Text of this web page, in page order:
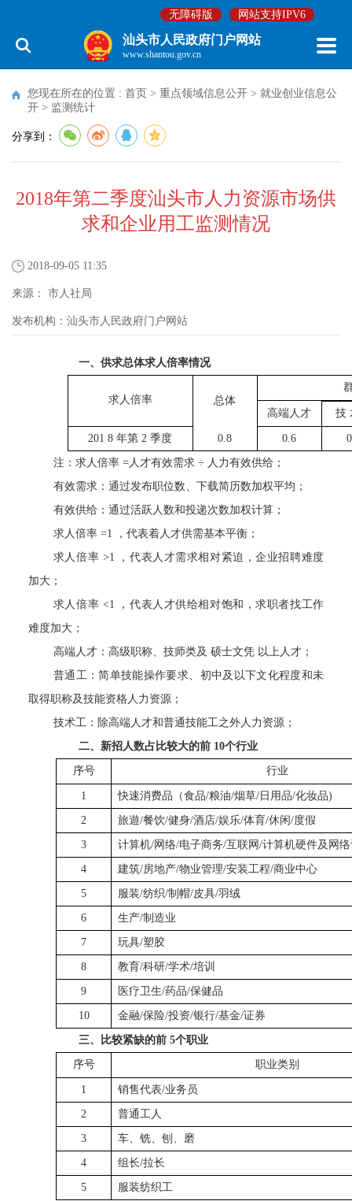
无障碍版 网站支持IPV6
汕头市人民政府门户网站
www.shantou.gov.cn
您现在所在的位置 : 首页 > 重点领域信息公开 > 就业创业信息公
开 > 监测统计
分享到：
2018年第二季度汕头市人力资源市场供
求和企业用工监测情况
2018-09-05 11:35
来源： 市人社局
发布机构： 汕头市人民政府门户网站
一、供求总体求人倍率情况
求人倍率 总体
高端人才 技
2018年第2季度 0.8 0.6
注：求人倍率 =人才有效需求 ÷ 人力有效供给；
有效需求：通过发布职位数、下载简历数加权平均；
有效供给：通过活跃人数和投递次数加权计算；
求人倍率 =1
，代表着人才供需基本平衡；
求人倍率 >1
，代表人才需求相对紧迫，企业招聘难度
加大；
求人倍率 <1
，代表人才供给相对饱和，求职者找工作
难度加大；
高端人才：高级职称、技师类及 硕士文凭 以上人才；
普通工：简单技能操作要求、初中及以下文化程度和未
取得职称及技能资格人力资源；
技术工：除高端人才和普通技能工之外人力资源；
二、新招人数占比较大的前 10个行业
序号 行业
1 快速消费品（食品/粮油/烟草/日用品/化妆品)
2 旅遊/餐饮/健身/酒店/娱乐/体育/休闲/度假
3 计算机/网络/电子商务/互联网/计算机硬件及网
4 建筑/房地产/物业管理/安装工程/商业中心
5 服装/纺织/制帽/皮具/羽绒
6 生产/制造业
7 玩具/塑胶
8 教育/科研/学术/培训
9 医疗卫生/药品/保健品
10 金融/保险/投资/银行/基金/证券
三、比较紧缺的前5个职业
序号 职业类别
1 销售代表/业务员
2 普通工人
3 车、铣、刨、磨
4 组长/拉长
5 服装纺织工